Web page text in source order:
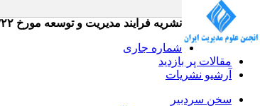
نشریه فرایند مدیریت و توسعه مورخ ۱۴۰۰/۹/۲۲ همکاری خود را با انجمن علوم مدیریت ایران جهت تعاملات دوسویه و استفاده از ظرفیت‌های انجمن آغاز کرده است
شماره جاری
مقالات پر بازدید
آرشیو نشریات
سخن سردبیر